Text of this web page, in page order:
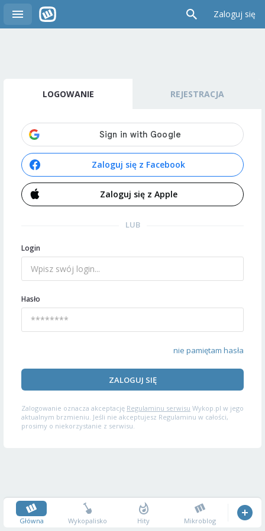
Zaloguj się
LOGOWANIE REJESTRACJA
Zaloguj się z Facebook
Zaloguj się z Apple
LUB
Login
Hasło
nie pamiętam hasła
ZALOGUJ SIĘ
Zalogowanie oznacza akceptację Regulaminu serwisu Wykop.pl w jego
aktualnym brzmieniu. Jeśli nie akceptujesz Regulaminu w całości,
prosimy o niekorzystanie z serwisu.
Główna Wykopalisko Hity Mikroblog